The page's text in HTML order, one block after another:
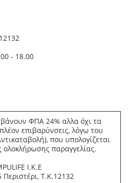
- 18.00
ΦΠΑ 24% αλλα όχι τα
επιβαρύνσεις, λόγω του
που υπολογίζεται
ολοκλήρωσης παραγγελίας.
Ι.Κ.Ε
Τ.Κ.12132